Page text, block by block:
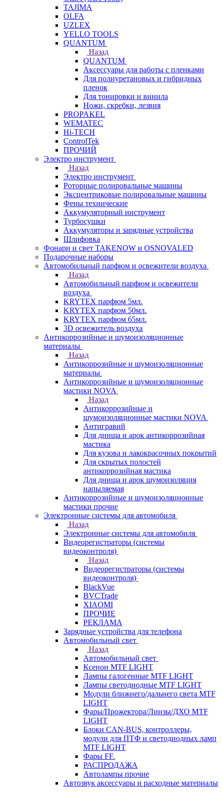
TAJIMA
OLFA
UZLEX
YELLO TOOLS
QUANTUM
Назад
QUANTUM
Аксессуары для работы с пленками
Для полиуретановых и гибридных
пленок
Для тонировки и винила
Ножи, скребки, лезвия
PROPAKEL
WEMATEC
Hi-TECH
ControlTek
ПРОЧИЙ
Электро инструмент
Назад
Электро инструмент
Роторные полировальные машины
Эксцентриковые полировальные машины
Фены технические
Аккумуляторный инструмент
Турбосушки
Аккумуляторы и зарядные устройства
Шлифовка
Фонари и свет TAKENOW и OSNOVALED
Подарочные наборы
Автомобильный парфюм и освежители воздуха
Назад
Автомобильный парфюм и освежители
воздуха
KRYTEX парфюм 5мл.
KRYTEX парфюм 50мл.
KRYTEX парфюм 65мл.
3D освежитель воздуха
Антикоррозийные и шумоизоляционные
материалы
Назад
Антикоррозийные и шумоизоляционные
материалы
Антикоррозийные и шумоизоляционные
мастики NOVA
Назад
Антикоррозийные и
шумоизоляционные мастики NOVA
Антигравий
Для днища и арок антикоррозийная
мастика
Для кузова и лакокрасочных покрытий
Для скрытых полостей
антикоррозийная мастика
Для днища и арок шумоизоляция
напыляемая
Антикоррозийные и шумоизоляционные
мастики прочие
Электронные системы для автомобиля
Назад
Электронные системы для автомобиля
Видеорегистраторы (системы
видеоконтроля)
Назад
Видеорегистраторы (системы
видеоконтроля)
BlackVue
BVCTrade
XIAOMI
ПРОЧИЕ
РЕКЛАМА
Зарядные устройства для телефона
Автомобильный свет
Назад
Автомобильный свет
Ксенон MTF LIGHT
Лампы галогенные MTF LIGHT
Лампы светодиодные MTF LIGHT
Модули ближнего/дальнего света MTF
LIGHT
Фары/Прожектора/Линзы/ДХО MTF
LIGHT
Блоки CAN-BUS, контроллеры,
модули для ПТФ и светодиодных ламп
MTF LIGHT
Фары FF.
РАСПРОДАЖА
Автолампы прочие
Автозвук аксессуары и расходные материалы